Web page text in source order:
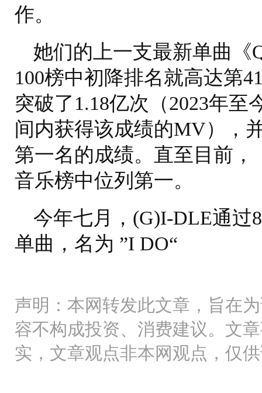
作。
她们的上一支最新单曲《
100榜中初降排名就高达第
突破了1.18亿次（2023年至
间内获得该成绩的MV），
第一名的成绩。直至目前，
音乐榜中位列第一。
今年七月，(G)I-DLE通过
单曲，名为 ”I DO“
声明：本网转发此文章，旨在
容不构成投资、消费建议。文
实，文章观点非本网观点，仅